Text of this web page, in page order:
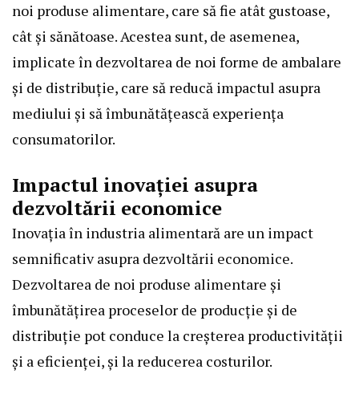
noi produse alimentare, care să fie atât gustoase,
cât și sănătoase. Acestea sunt, de asemenea,
implicate în dezvoltarea de noi forme de ambalare
și de distribuție, care să reducă impactul asupra
mediului și să îmbunătățească experiența
consumatorilor.
Impactul inovației asupra
dezvoltării economice
Inovația în industria alimentară are un impact
semnificativ asupra dezvoltării economice.
Dezvoltarea de noi produse alimentare și
îmbunătățirea proceselor de producție și de
distribuție pot conduce la creșterea productivității
și a eficienței, și la reducerea costurilor.